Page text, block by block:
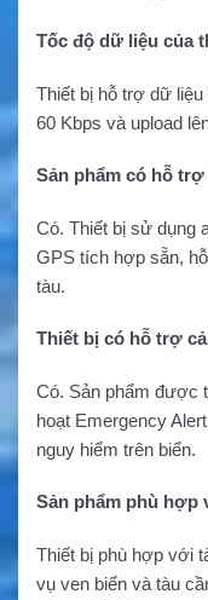
Tốc độ dữ liệu của
Thiết bị hỗ trợ dữ
60 Kbps và upload
Sản phẩm có hỗ
Có. Thiết bị sử dụng
GPS tích hợp sẵn,
tàu.
Thiết bị có hỗ trợ
Có. Sản phẩm được
hoạt Emergency
nguy hiểm trên biển.
Sản phẩm phù hợp
Thiết bị phù hợp với
vụ ven biển và tàu